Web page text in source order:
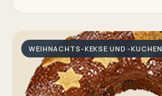
WEIHNACHTS-KEKSE UND -KUCHEN